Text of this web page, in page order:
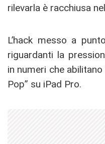
rilevarla è racchiusa
L’hack messo a
riguardanti la
in numeri che
Pop” su iPad Pro.